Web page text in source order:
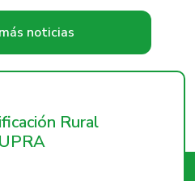
noticias
Rural